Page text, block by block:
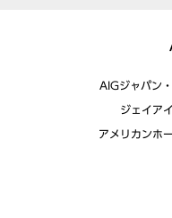
AIGジャパン
ジェイア
アメリカンホ